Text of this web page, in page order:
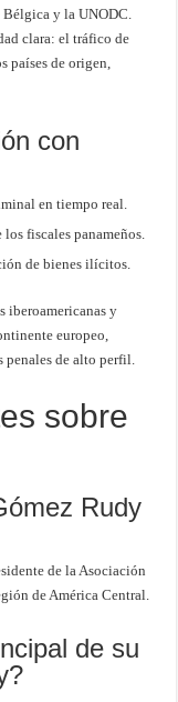
Bélgica y la UNODC.
clara: el tráfico de
países de origen,
con
en tiempo real.
fiscales panameños.
de bienes ilícitos.
iberoamericanas y
europeo,
penales de alto perfil.
sobre
Rudy
de la Asociación
de América Central.
de su